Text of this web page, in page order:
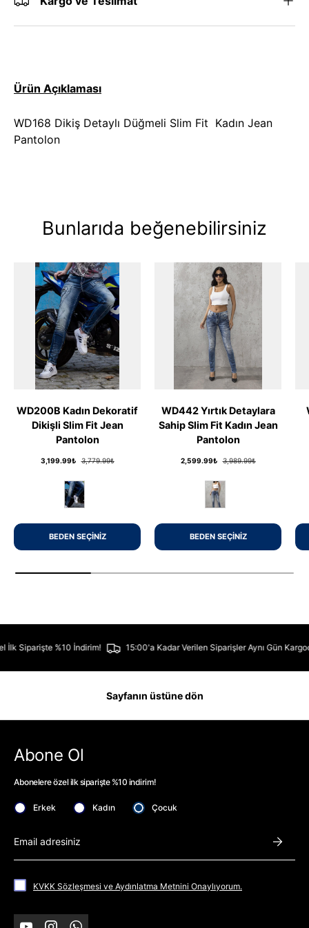
Ürün Açıklaması
WD168 Dikiş Detaylı Düğmeli Slim Fit Kadın Jean
Pantolon
Bunlarıda beğenebilirsiniz
WD200B Kadın Dekoratif
Dikişli Slim Fit Jean
Pantolon
Fiyat
3,199.99₺ Fiyat
3,779.99₺
BEDEN SEÇINIZ
WD442 Yırtık Detaylara
Sahip Slim Fit Kadın Jean
Pantolon
Fiyat
2,599.99₺ Fiyat
3,989.99₺
BEDEN SEÇINIZ
Özel İlk Siparişte %10 İndirim! 15:00'a Kadar Verilen Siparişler Aynı Gün
Sayfanın üstüne dön
Abone Ol
Abonelere özel ilk siparişte %10 indirim!
Erkek Kadın Çocuk
Abone
KVKK Sözleşmesi ve Aydınlatma Metnini Onaylıyorum.